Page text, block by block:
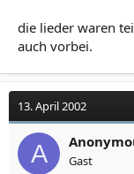
die lieder waren
auch vorbei.
13. April 2002
A Gast